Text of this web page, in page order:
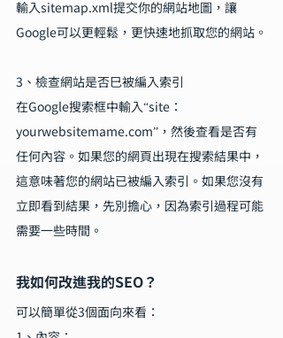
輸入sitemap.xml提交你的網站地圖，讓
Google可以更輕鬆，更快速地抓取您的網站。
3、檢查網站是否巳被編入索引
在Google搜索框中輸入“site：
yourwebsitemame.com”，然後查看是否有
任何內容。如果您的網頁出現在搜索結果中，
這意味著您的網站已被編入索引。如果您沒有
立即看到結果，先別擔心，因為索引過程可能
需要一些時間。
我如何改進我的SEO？
可以簡單從3個面向來看：